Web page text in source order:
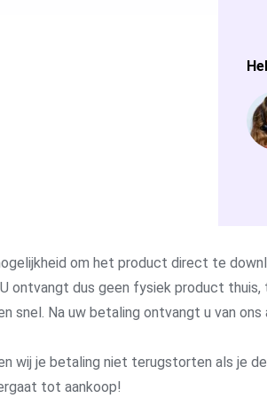
om het product direct te
ontvangt dus geen fysiek product thuis,
snel. Na uw betaling ontvangt u van
wij je betaling niet terugstorten als je
tot aankoop!